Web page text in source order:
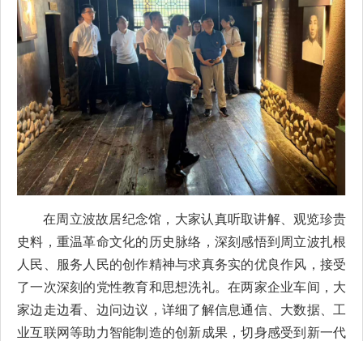
在周立波故居纪念馆，大家认真听取讲解、观览珍贵
史料，重温革命文化的历史脉络，深刻感悟到周立波扎根
人民、服务人民的创作精神与求真务实的优良作风，接受
了一次深刻的党性教育和思想洗礼。在两家企业车间，大
家边走边看、边问边议，详细了解信息通信、大数据、工
业互联网等助力智能制造的创新成果，切身感受到新一代